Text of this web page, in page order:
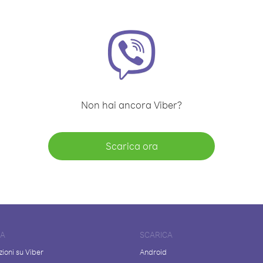
Non hai ancora Viber?
Scarica ora
su Viber
SCARICA
Android